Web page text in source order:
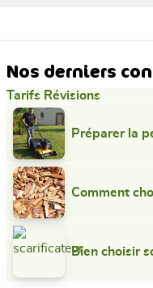
Nos derniers
Tarifs Révisions
Préparer la
Comment
Bien choisir